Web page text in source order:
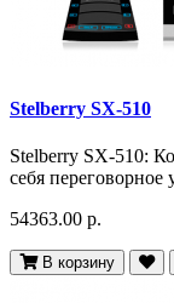
Stelberry SX-510
Stelberry SX-510:
себя переговорное
54363.00 р.
В корзину